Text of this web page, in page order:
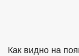
Как видно на